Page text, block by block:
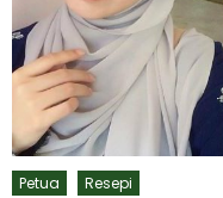
Petua Resepi